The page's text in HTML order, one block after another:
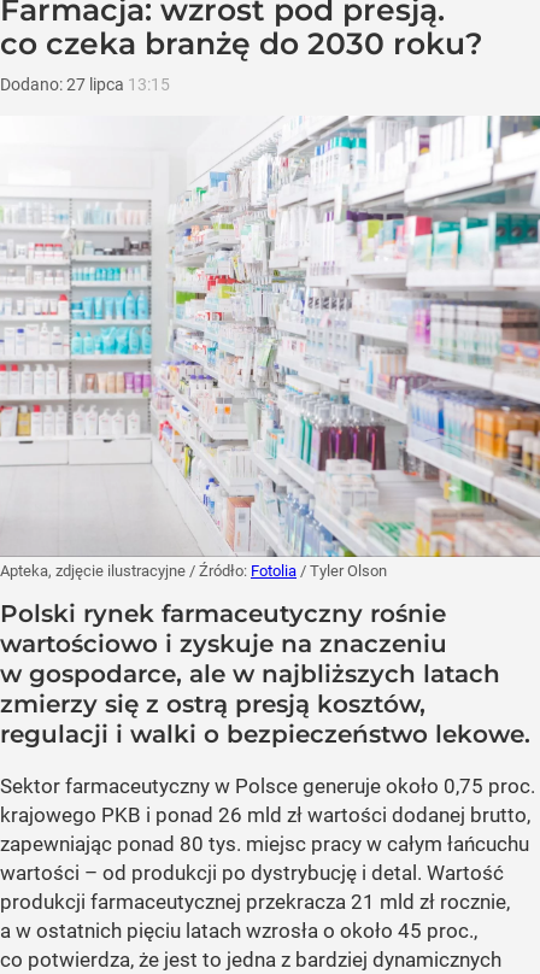
Farmacja: wzrost pod presją.
co czeka branżę do 2030 roku?
Dodano:27 lipca 13:15
Apteka, zdjęcie ilustracyjne / Źródło: Fotolia / Tyler Olson
Polski rynek farmaceutyczny rośnie
wartościowo i zyskuje na znaczeniu
w gospodarce, ale w najbliższych latach
zmierzy się z ostrą presją kosztów,
regulacji i walki o bezpieczeństwo lekowe.
Sektor farmaceutyczny w Polsce generuje około 0,75 proc.
krajowego PKB i ponad 26 mld zł wartości dodanej brutto,
zapewniając ponad 80 tys. miejsc pracy w całym łańcuchu
wartości – od produkcji po dystrybucję i detal. Wartość
produkcji farmaceutycznej przekracza 21 mld zł rocznie,
a w ostatnich pięciu latach wzrosła o około 45 proc.,
co potwierdza, że jest to jedna z bardziej dynamicznych